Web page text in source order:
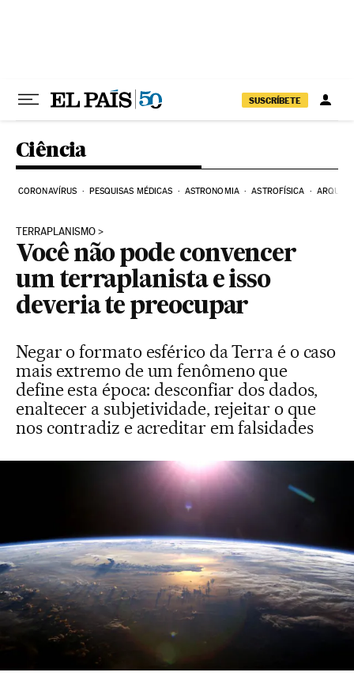
SUSCRÍBETE
Ciência
CORONAVÍRUS PESQUISAS MÉDICAS ASTRONOMIA ASTROFÍSICA
TERRAPLANISMO
Você não pode convencer
um terraplanista e isso
deveria te preocupar
Negar o formato esférico da Terra é o caso
mais extremo de um fenômeno que
define esta época: desconfiar dos dados,
enaltecer a subjetividade, rejeitar o que
nos contradiz e acreditar em falsidades